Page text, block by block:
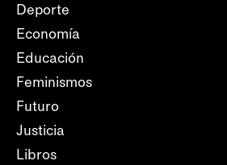
Deporte
Economía
Educación
Feminismos
Futuro
Justicia
Libros